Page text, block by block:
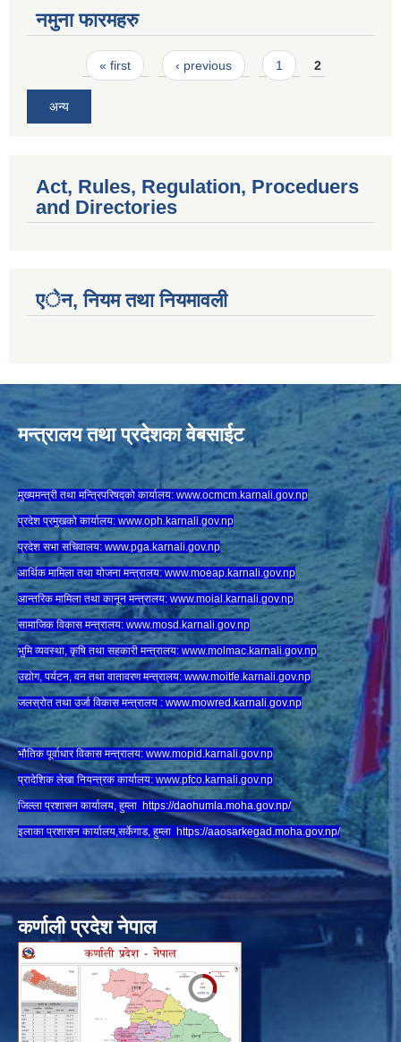
नमुना फारमहरु
Pages« first ‹ previous 1 2
अन्य
Act, Rules, Regulation, Proceduers
and Directories
एेन, नियम तथा नियमावली
मन्त्रालय तथा प्रदेशका वेबसाईट
मुख्यमन्त्री तथा मन्त्रिपरिषद्को कार्यालय: www.ocmcm.karnali.gov.np
प्रदेश प्रमुखको कार्यालय: www.oph.karnali.gov.np
प्रदेश सभा सचिवालय: www.pga.karnali.gov.np
आर्थिक मामिला तथा योजना मन्त्रालय: www.moeap.karnali.gov.np
आन्तरिक मामिला तथा कानून मन्त्रालय: www.moial.karnali.gov.np
सामाजिक विकास मन्त्रालय: www.mosd.karnali.gov.np
भुमि व्यवस्था, कृषि तथा सहकारी मन्त्रालय: www.molmac.karnali.gov.np
उद्योग, पर्यटन, वन तथा वातावरण मन्त्रालय: www.moitfe.karnali.gov.np
जलस्रोत तथा उर्जा विकास मन्त्रालय : www.mowred.karnali.gov.np
भौतिक पूर्वाधार विकास मन्त्रालय: www.mopid.karnali.gov.np
प्रादेशिक लेखा नियन्त्रक कार्यालय: www.pfco.karnali.gov.np
जिल्ला प्रशासन कार्यालय, हुम्ला https://daohumla.moha.gov.np/
इलाका प्रशासन कार्यालय,सर्केगाड, हुम्ला https://aaosarkegad.moha.gov.np/
कर्णाली प्रदेश नेपाल